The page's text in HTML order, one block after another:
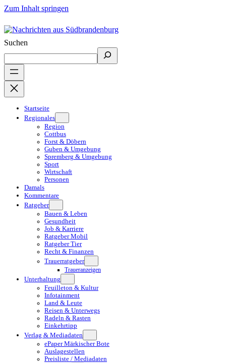
Zum Inhalt springen
Suchen
Startseite
Regionales
Region
Cottbus
Forst & Döbern
Guben & Umgebung
Spremberg & Umgebung
Sport
Wirtschaft
Personen
Damals
Kommentare
Ratgeber
Bauen & Leben
Gesundheit
Job & Karriere
Ratgeber Mobil
Ratgeber Tier
Recht & Finanzen
Trauerratgeber
Traueranzeigen
Unterhaltung
Feuilleton & Kultur
Infotainment
Land & Leute
Reisen & Unterwegs
Radeln & Rasten
Einkehrtipp
Verlag & Mediadaten
ePaper Märkischer Bote
Auslagestellen
Preisliste / Mediadaten